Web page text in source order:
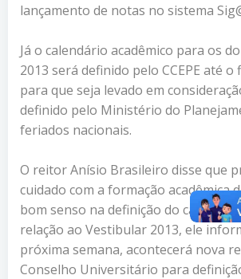
lançamento de notas no sistema
Já o calendário acadêmico para os
2013 será definido pelo CCEPE até o
para que seja levado em
definido pelo Ministério do
feriados nacionais.
O reitor Anísio Brasileiro disse que
cuidado com a formação acadêmica
bom senso na definição do
relação ao Vestibular 2013, ele
próxima semana, acontecerá nova
Conselho Universitário para